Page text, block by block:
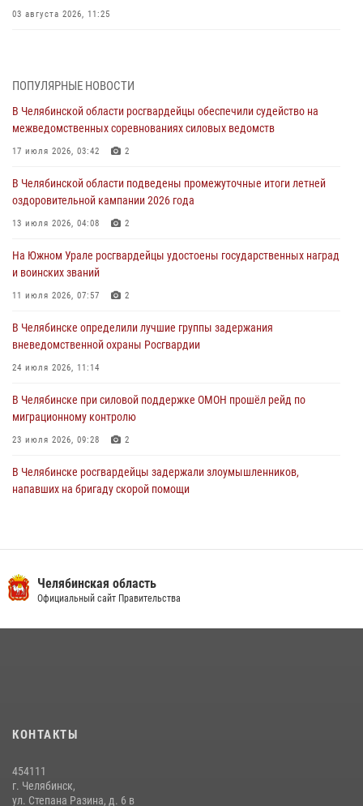
03 августа 2026, 11:25
03 августа 2026, 09:22 1
Авиация Росгвардии совершила более 250 санитарных вылетов в
Донецкой Народной Республике
31 июля 2026, 11:33
Росгвардия обеспечивает безопасность граждан на южном
направлении
31 июля 2026, 11:32
В Уральском округе Росгвардии состоялось заседание
оперативного штаба
30 июля 2026, 10:53
ПОПУЛЯРНЫЕ НОВОСТИ
В Челябинской области росгвардейцы обеспечили судейство на
межведомственных соревнованиях силовых ведомств
17 июля 2026, 03:42 2
В Челябинской области подведены промежуточные итоги летней
оздоровительной кампании 2026 года
13 июля 2026, 04:08 2
На Южном Урале росгвардейцы удостоены государственных наград
и воинских званий
11 июля 2026, 07:57 2
В Челябинске определили лучшие группы задержания
вневедомственной охраны Росгвардии
24 июля 2026, 11:14
В Челябинске при силовой поддержке ОМОН прошёл рейд по
миграционному контролю
23 июля 2026, 09:28 2
В Челябинске росгвардейцы задержали злоумышленников,
напавших на бригаду скорой помощи
13 июля 2026, 03:02 5
08 июля 2026, 12:05
Челябинская область
Официальный сайт Правительства
КОНТАКТЫ
454111
г. Челябинск,
ул. Степана Разина, д. 6 в